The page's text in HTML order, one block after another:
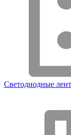
Светодиодные